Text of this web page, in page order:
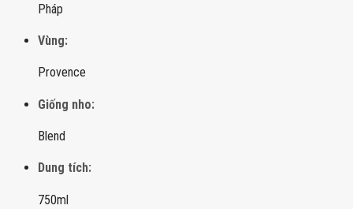
Pháp
Vùng:
Provence
Giống nho:
Blend
Dung tích:
750ml